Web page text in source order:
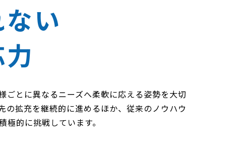
い
ごとに異なるニーズへ柔軟に応える姿勢を大切
の拡充を継続的に進めるほか、従来のノウハウ
的に挑戦しています。